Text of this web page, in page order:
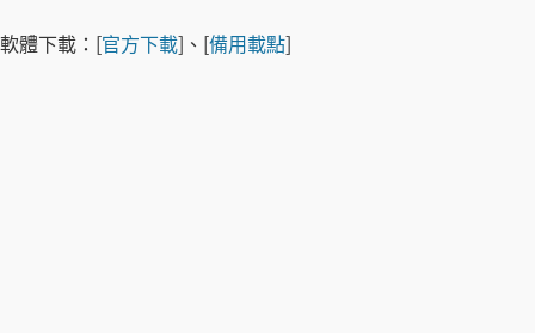
軟體下載： [官方下載]、[備用載點]